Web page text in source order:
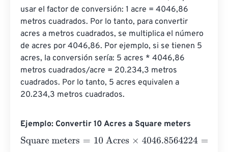
usar el factor de conversión: 1 acre = 4046,86
metros cuadrados. Por lo tanto, para convertir
acres a metros cuadrados, se multiplica el número
de acres por 4046,86. Por ejemplo, si se tienen 5
acres, la conversión sería: 5 acres * 4046,86
metros cuadrados/acre = 20.234,3 metros
cuadrados. Por lo tanto, 5 acres equivalen a
20.234,3 metros cuadrados.
Ejemplo: Convertir 10 Acres a Square meters
Square meters= 10 Acres×4046.8564224=